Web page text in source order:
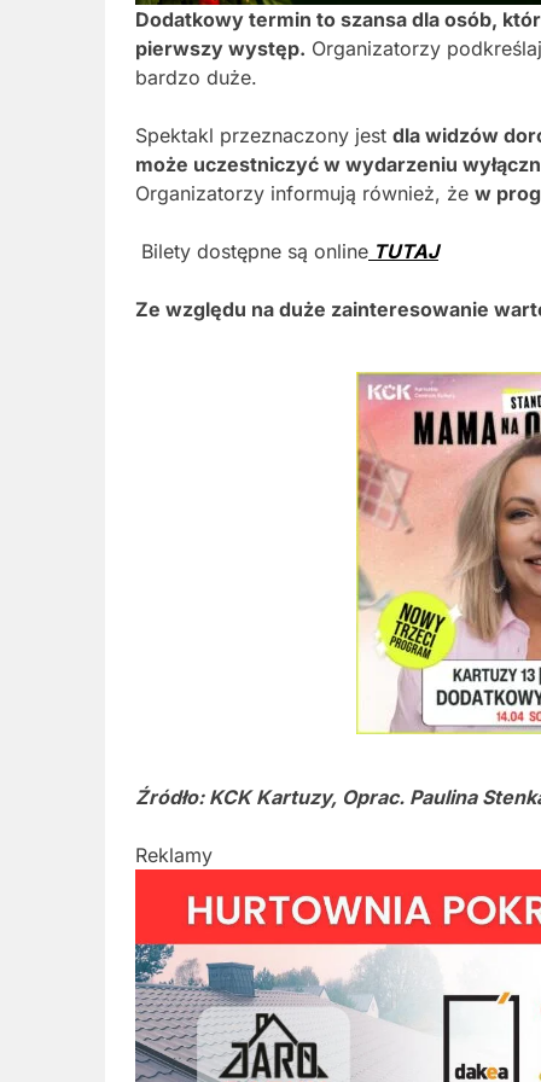
Dodatkowy termin to szansa dla osób,
pierwszy występ. Organizatorzy
bardzo duże.
Spektakl przeznaczony jest dla widzów
może uczestniczyć w wydarzeniu
Organizatorzy informują również, że w
Bilety dostępne są online TUTAJ
Ze względu na duże zainteresowanie
Źródło: KCK Kartuzy, Oprac. Paulina
Reklamy